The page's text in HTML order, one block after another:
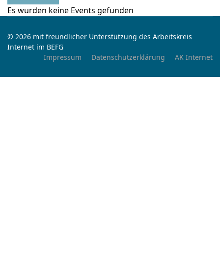
Es wurden keine Events gefunden
© 2026 mit freundlicher Unterstützung des Arbeitskreis
Internet im BEFG
Impressum
Datenschutzerklärung AK Internet